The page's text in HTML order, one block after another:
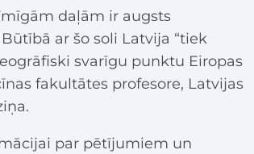
daļām ir augsts
ar šo soli Latvija “tiek
svarīgu punktu Eiropas
fakultātes profesore, Latvijas
par pētījumiem un